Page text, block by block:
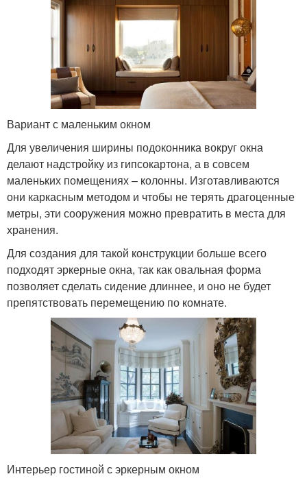
Вариант с маленьким окном
Для увеличения ширины подоконника вокруг окна
делают надстройку из гипсокартона, а в совсем
маленьких помещениях – колонны. Изготавливаются
они каркасным методом и чтобы не терять драгоценные
метры, эти сооружения можно превратить в места для
хранения.
Для создания для такой конструкции больше всего
подходят эркерные окна, так как овальная форма
позволяет сделать сидение длиннее, и оно не будет
препятствовать перемещению по комнате.
Интерьер гостиной с эркерным окном